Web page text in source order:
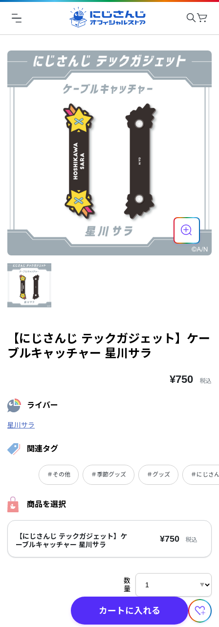
【にじさんじ テックガジェット】ケー
ブルキャッチャー 星川サラ
¥750 税込
ライバー
星川サラ
関連タグ
＃その他 ＃季節グッズ ＃グッズ ＃にじさ
商品を選択
【にじさんじ テックガジェット】ケ
ーブルキャッチャー 星川サラ
¥750 税込
数
量
カートに入れる